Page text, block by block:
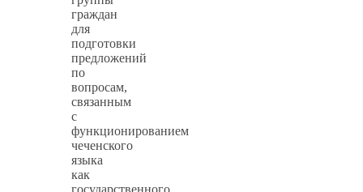
граждан
для
подготовки
предложений
по
вопросам,
связанным
с
функционированием
чеченского
языка
как
государственного